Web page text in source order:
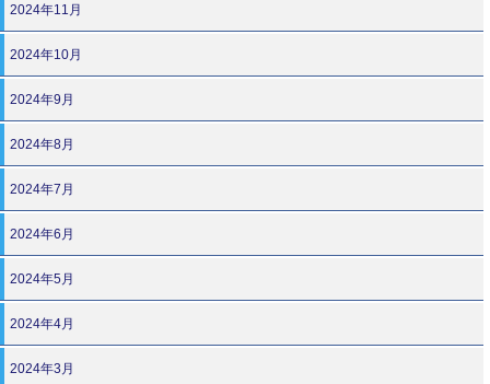
2024年11月
2024年10月
2024年9月
2024年8月
2024年7月
2024年6月
2024年5月
2024年4月
2024年3月